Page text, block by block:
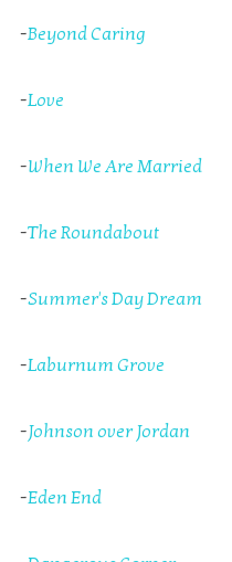
-Beyond Caring
-Love
-When We Are Married
-The Roundabout
-Summer's Day Dream
-Laburnum Grove
-Johnson over Jordan
-Eden End